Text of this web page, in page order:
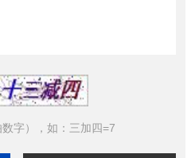
字），如：三加四=7